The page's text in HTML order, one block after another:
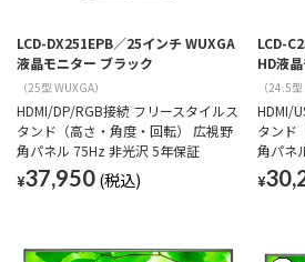
LCD-DX251EPB／25インチ WUXGA
液晶モニター ブラック
（25型 WUXGA）
HDMI/DP/RGB接続 フリースタイルス
タンド（高さ・角度・回転） 広視野
角パネル 75Hz 非光沢 5年保証
¥37,950
LCD-
HD液
（24.5
HDMI/
タンド
角パネ
¥